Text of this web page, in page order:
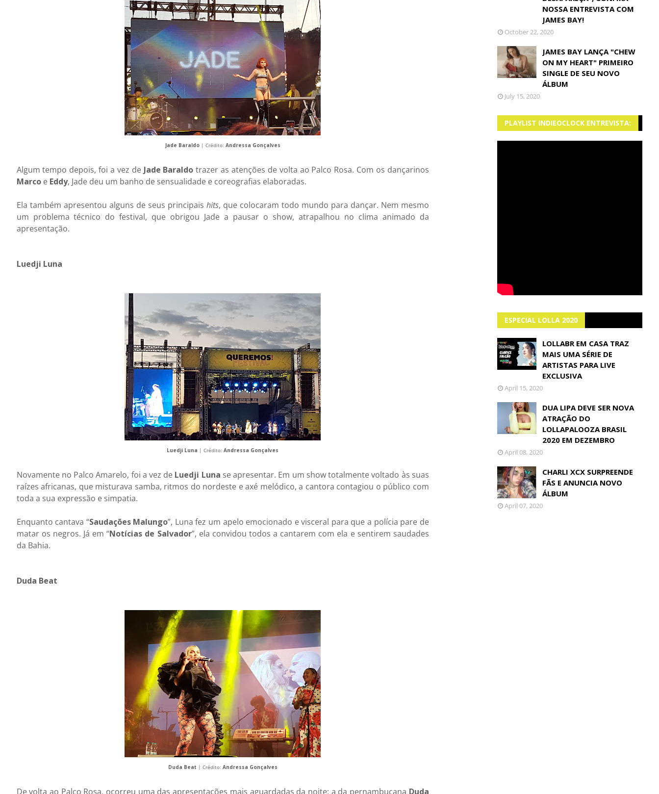
Jade Baraldo | Crédito: Andressa Gonçalves
Algum tempo depois, foi a vez de Jade Baraldo trazer as atenções de volta ao Palco Rosa. Com os dançarinos
Marcoe Eddy, Jade deu um banho de sensualidade e coreografias elaboradas.
Ela também apresentou alguns de seus principais hits, que colocaram todo mundo para dançar. Nem mesmo
um problema técnico do festival, que obrigou Jade a pausar o show, atrapalhou no clima animado da
apresentação.
Luedji Luna
Luedji Luna | Crédito: Andressa Gonçalves
Novamente no Palco Amarelo, foi a vez de Luedji Luna se apresentar. Em um show totalmente voltado às suas
raízes africanas, que misturava samba, ritmos do nordeste e axé melódico, a cantora contagiou o público com
toda a sua expressão e simpatia.
Enquanto cantava “Saudações Malungo”, Luna fez um apelo emocionado e visceral para que a polícia pare de
matar os negros. Já em “Notícias de Salvador”, ela convidou todos a cantarem com ela e sentirem saudades
da Bahia.
Duda Beat
Duda Beat | Crédito: Andressa Gonçalves
De volta ao Palco Rosa, ocorreu uma das apresentações mais aguardadas da noite: a da pernambucana Duda
NOSSA ENTREVISTA COM
JAMES BAY!
October 22, 2020
JAMES BAY LANÇA "CHEW
ON MY HEART" PRIMEIRO
SINGLE DE SEU NOVO
ÁLBUM
July 15, 2020
PLAYLIST INDIEOCLOCK ENTREVISTA:
ESPECIAL LOLLA 2020
LOLLABR EM CASA TRAZ
MAIS UMA SÉRIE DE
ARTISTAS PARA LIVE
EXCLUSIVA
April 15, 2020
DUA LIPA DEVE SER NOVA
ATRAÇÃO DO
LOLLAPALOOZA BRASIL
2020 EM DEZEMBRO
April 08, 2020
CHARLI XCX SURPREENDE
FÃS E ANUNCIA NOVO
ÁLBUM
April 07, 2020